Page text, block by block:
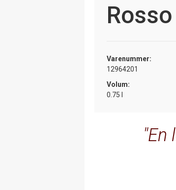
Varenummer:
12964201
Volum:
0.75 l
En